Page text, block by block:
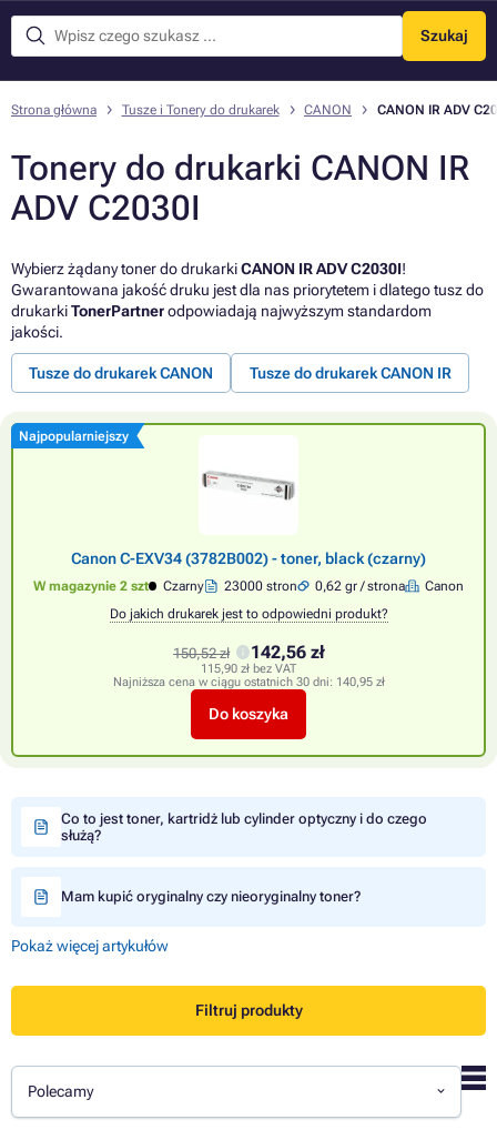
Szukaj
Menu
Strona główna Tusze i Tonery do drukarek CANON CANON IR ADV
Tonery do drukarki CANON IR
ADV C2030I
Wybierz żądany toner do drukarkiCANON IR ADV C2030I!
Gwarantowana jakość druku jest dla nas priorytetem i dlatego tusz do
drukarkiTonerPartnerodpowiadają najwyższym standardom
jakości.
Tusze do drukarek CANON Tusze do drukarek CANON IR
Najpopularniejszy
Canon C-EXV34 (3782B002) - toner, black (czarny)
W magazynie 2 szt Czarny 23000 stron 0,62 gr / strona
Canon
Do jakich drukarek jest to odpowiedni produkt?
150,52 zł 142,56 zł
115,90 zł bez VAT
Najniższa cena w ciągu ostatnich 30 dni: 140,95 zł
Do koszyka
Co to jest toner, kartridż lub cylinder optyczny i do czego
służą?
Mam kupić oryginalny czy nieoryginalny toner?
Pokaż więcej artykułów
Filtruj produkty
Polecamy